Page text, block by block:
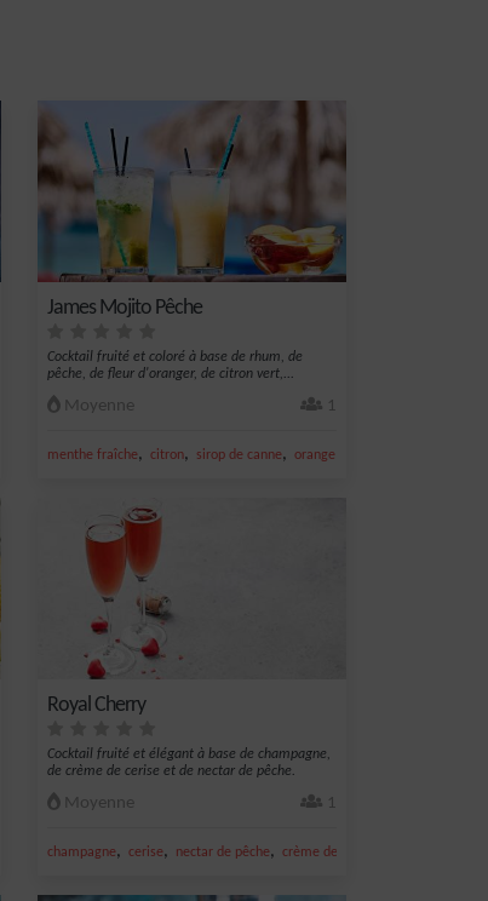
peche
James Mojito Pêche
Cocktail fruité et coloré à base de rhum, de
pêche, de fleur d'oranger, de citron vert,...
Moyenne 1
menthe fraîche, citron, sirop de canne, orange
Royal Cherry
Cocktail fruité et élégant à base de champagne,
de crème de cerise et de nectar de pêche.
Moyenne 1
champagne, cerise, nectar de pêche, crème de cerise